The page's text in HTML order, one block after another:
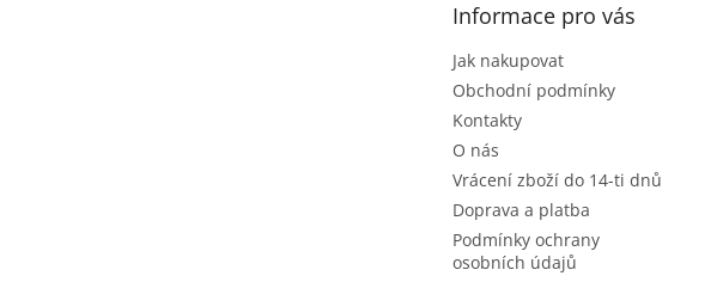
Informace pro vás
Jak nakupovat
Obchodní podmínky
Kontakty
O nás
Vrácení zboží do 14-ti dnů
Doprava a platba
Podmínky ochrany
osobních údajů